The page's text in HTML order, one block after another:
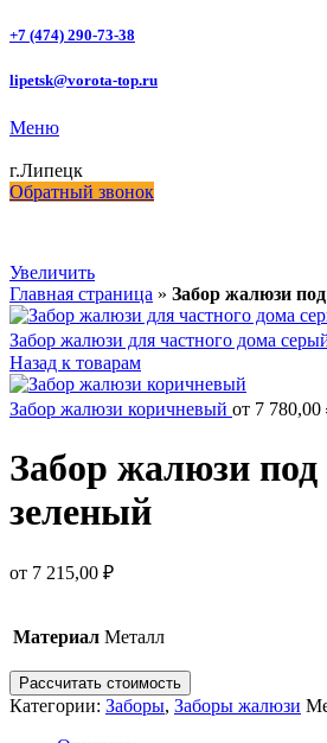
+7 (474) 290-73-38
lipetsk@vorota-top.ru
Меню
г.Липецк
Обратный звонок
Увеличить
Главная страница » Забор жалюзи
Забор жалюзи для частного дома
Назад к товарам
Забор жалюзи коричневый от 7 780,00
Забор жалюзи
зеленый
от 7 215,00 ₽
Материал Металл
Рассчитать стоимость
Категории: Заборы, Заборы жалюзи